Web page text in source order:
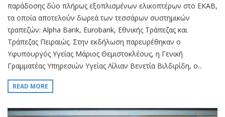
παράδοσης δύο πλήρως εξοπλισμένων ελικοπτέρων στο ΕΚΑΒ,
τα οποία αποτελούν δωρεά των τεσσάρων συστημικών
τραπεζών: Alpha Bank, Eurobank, Εθνικής Τράπεζας και
Τράπεζας Πειραιώς. Στην εκδήλωση παρευρέθηκαν ο
Υφυπουργός Υγείας Μάριος Θεμιστοκλέους, η Γενική
Γραμματέας Υπηρεσιών Υγείας Λίλιαν Βενετία Βιλδιρίδη, ο...
READ MORE